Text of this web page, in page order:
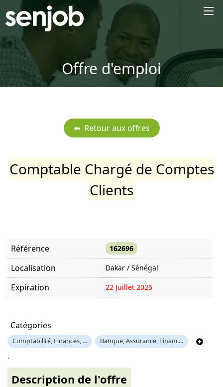
Offre d'emploi
Comptable Chargé de Comptes
Clients
Référence 162696
Localisation Dakar / Sénégal
Expiration 22 Juillet 2026
Catégories
Comptabilité, Finances, ... Banque, Assurance, Financ...
.
Description de l'offre